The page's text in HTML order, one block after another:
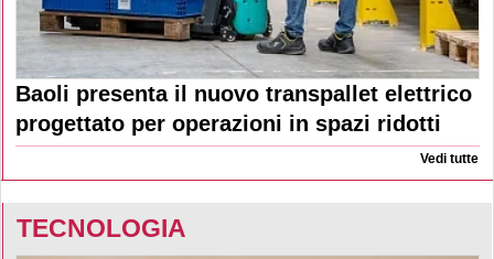
Baoli presenta il nuovo transpallet elettrico
progettato per operazioni in spazi ridotti
Vedi tutte
TECNOLOGIA